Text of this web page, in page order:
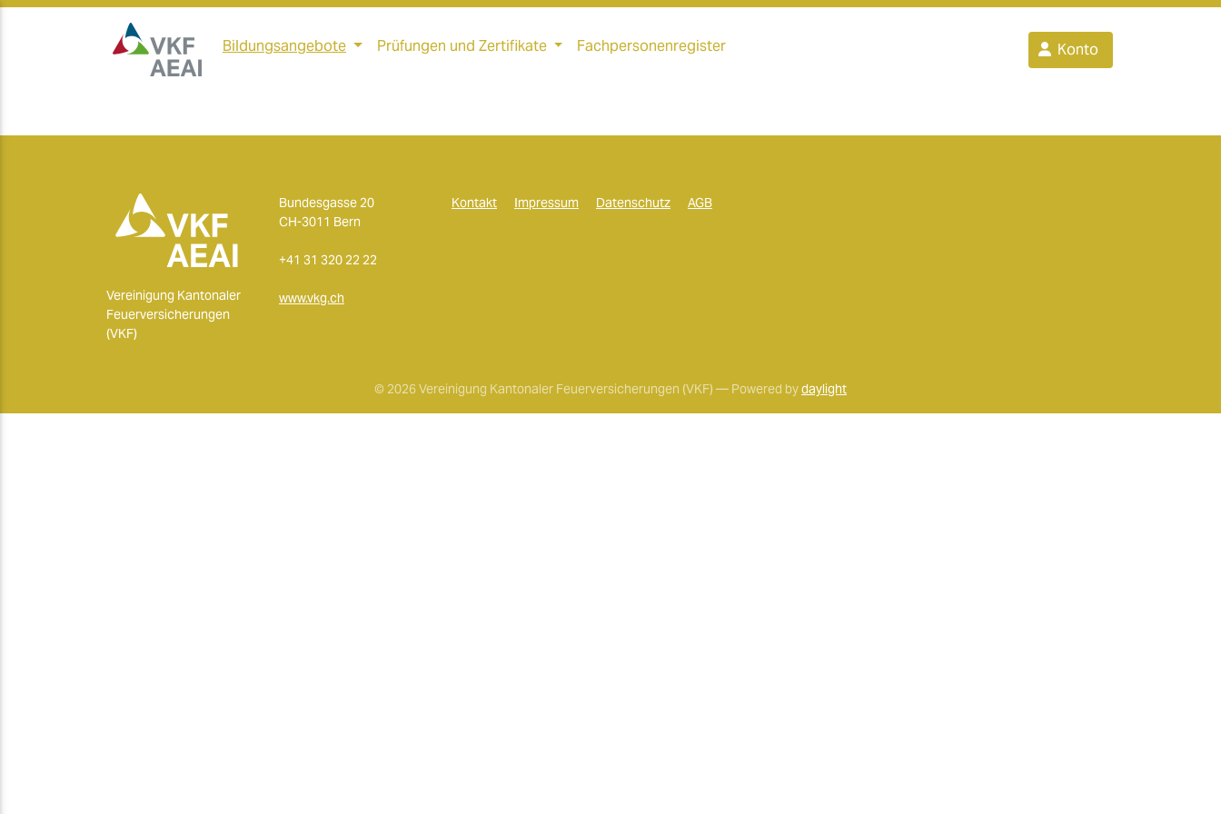
Bildungsangebote Prüfungen und Zertifikate Fachpersonenregister Konto
Vereinigung Kantonaler
Feuerversicherungen
(VKF)
Bundesgasse 20
CH-3011 Bern
+41 31 320 22 22
www.vkg.ch
Kontakt Impressum Datenschutz AGB
© 2026 Vereinigung Kantonaler Feuerversicherungen (VKF) — Powered bydaylight